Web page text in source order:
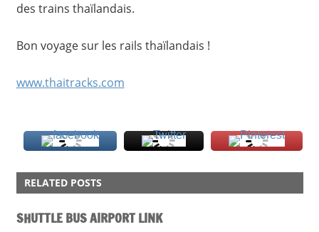
des trains thaïlandais.
Bon voyage sur les rails thaïlandais !
www.thaitracks.com
TRAIN
WEB
RELATED POSTS
SHUTTLE BUS AIRPORT LINK